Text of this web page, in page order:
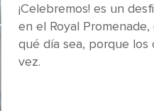
¡Celebremos! es un
en el Royal
qué día sea, porque los
vez.